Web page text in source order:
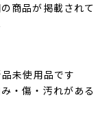
商品が掲載されて
未使用品です
・傷・汚れがある